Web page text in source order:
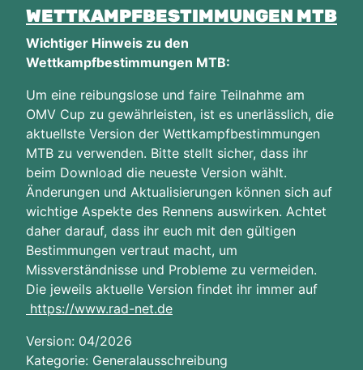
WETTKAMPFBESTIMMUNGEN MTB
Wichtiger Hinweis zu den
Wettkampfbestimmungen MTB:
Um eine reibungslose und faire Teilnahme am
OMV Cup zu gewährleisten, ist es unerlässlich, die
aktuellste Version der Wettkampfbestimmungen
MTB zu verwenden. Bitte stellt sicher, dass ihr
beim Download die neueste Version wählt.
Änderungen und Aktualisierungen können sich auf
wichtige Aspekte des Rennens auswirken. Achtet
daher darauf, dass ihr euch mit den gültigen
Bestimmungen vertraut macht, um
Missverständnisse und Probleme zu vermeiden.
Die jeweils aktuelle Version findet ihr immer auf
https://www.rad-net.de
Version: 04/2026
Kategorie: Generalausschreibung